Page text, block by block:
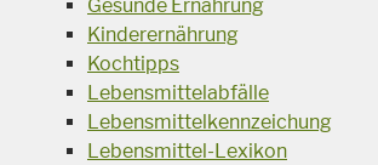
Gesunde Ernährung
Kinderernährung
Kochtipps
Lebensmittelabfälle
Lebensmittelkennzeichung
Lebensmittel-Lexikon